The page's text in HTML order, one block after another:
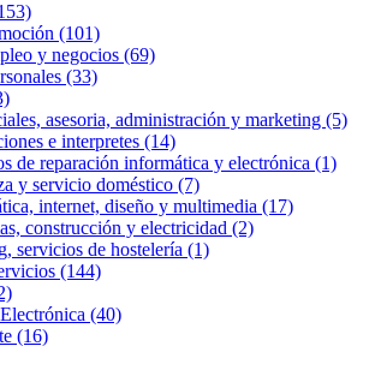
(101)
y negocios (69)
(33)
asesoria, administración y marketing (5)
e interpretes (14)
de reparación informática y electrónica (1)
y servicio doméstico (7)
internet, diseño y multimedia (17)
construcción y electricidad (2)
servicios de hostelería (1)
(144)
(40)
(16)